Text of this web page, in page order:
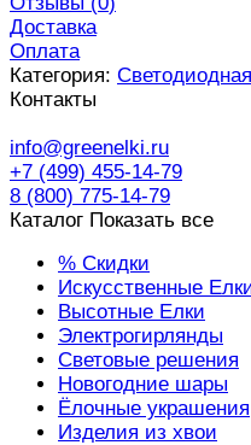
Доставка
Оплата
Категория:
Контакты
info@greenelki.ru
+7 (499) 455-14-79
8 (800) 775-14-79
Каталог Показать все
% Скидки
Искусственные
Высотные Елки
Электрогирлянды
Световые решения
Новогодние шары
Ёлочные украшения
Изделия из хвои